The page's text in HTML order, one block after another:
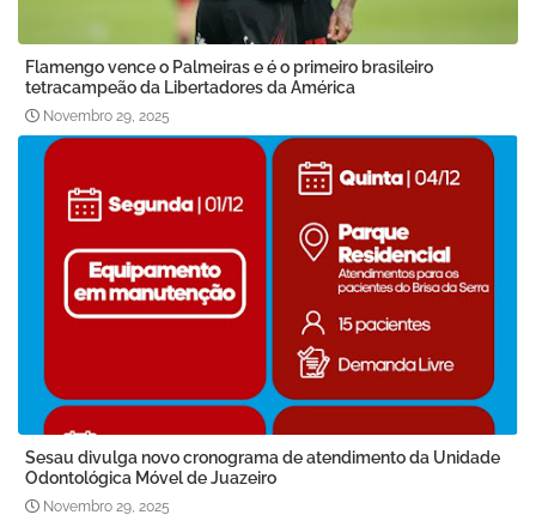
Flamengo vence o Palmeiras e é o primeiro brasileiro
tetracampeão da Libertadores da América
Novembro 29, 2025
Sesau divulga novo cronograma de atendimento da Unidade
Odontológica Móvel de Juazeiro
Novembro 29, 2025